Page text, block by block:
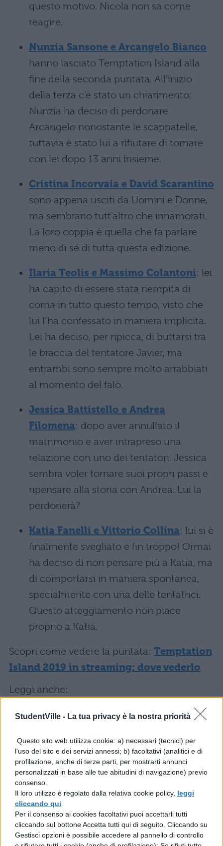
StudentVille - La tua privacy è la nostra priorità
Questo sito web utilizza cookie: a) necessari (tecnici) per
l'uso del sito e dei servizi annessi; b) facoltativi (analitici e di
profilazione, anche di terze parti, per mostrarti annunci
personalizzati in base alle tue abitudini di navigazione) previo
consenso.
Il loro utilizzo è regolato dalla relativa cookie policy, leggi
cliccando qui
Per il consenso ai cookies facoltativi puoi accettarli tutti
cliccando sul bottone Accetta tutti qui di seguito. Cliccando su
Gestisci opzioni è possibile accedere al pannello di controllo
questo motivo. Nicola non sa come
reagire.
Nunzia Sansone e Arcangelo Bianco
hanno lasciato Temptation Island alla
fine della seconda puntata. All’inizio
della terza c’è stato un chiarimento:
Nunzia ha deciso di perdonare
Arcangelo nonostante le scappatelle,
tuttavia è stato lui a rifiutare di tornare
con lei dopo 13 anni insieme.
Cristina Incorvaia e David Scarantino
sono appena usciti da Uomini e Donne,
ma sembrano tutt’altro che innamorati.
La loro coppia è quella che fa parlare
meno di sé di tutta questa edizione.
Ilaria Teolis e Massimo Colantoni: lei
ha capito di essere stata riempita di
corna in tutto questo tempo, visto che
lui l’ha confessato in maniera implicita.
Lei ha deciso, per ripicca, di buttarsi tra
le braccia del tentatore Javier, ma
entrambi sono sempre molto arrabbiati
al momento del falò.
Jessica Battistello e Andrea
Filomena: dopo aver annullato il
matrimonio e aver intrapreso una
relazione con uno dei tentatori, Jessica
sembra voler tornare suoi propri passi e
ripensare alla storia con Andrea. Lui la
perdonerà?
Katia Fanelli e Vittorio Collina: lui si è
finalmente svegliato e fin troppo! Ormai
ha deciso di non pensare più a Katia, ma
di comportarsi in maniera spontanea,
specialmente con una delle tentatrici.
Questo atteggiamento non piace
proprio a Katia.
Scopri come vedere la puntata: Temptation
Island 2019 in streaming: dove vederlo
Leggi anche:
Concorrenti Temptation Island 2019:
Tentatori Temptation Island 2019: lista
corteggiatori
Temptation Island: diretta
quarta puntata
Ecco cos’è successo nella quarta puntata!